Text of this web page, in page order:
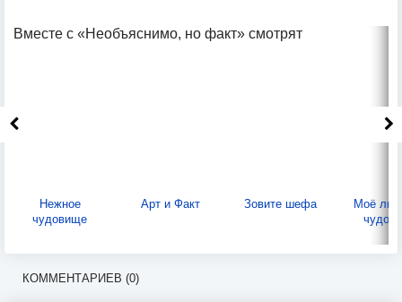
Вместе с «Необъяснимо, но факт» смотрят
Нежное
чудовище
Арт и Факт Зовите шефа
Моё
КОММЕНТАРИЕВ (0)